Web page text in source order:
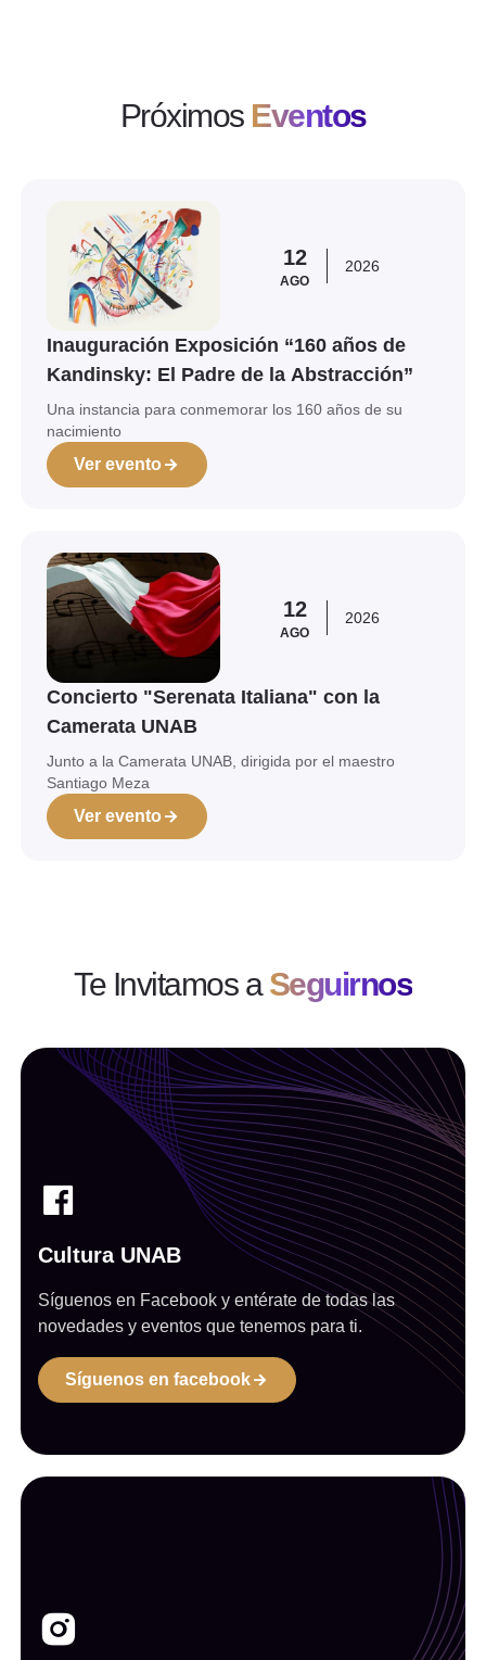
Próximos Eventos
12
AGO
2026
Inauguración Exposición “160 años de
Kandinsky: El Padre de la Abstracción”
Una instancia para conmemorar los 160 años de su
nacimiento
Ver evento
Ver evento
12
AGO
2026
Concierto "Serenata Italiana" con la
Camerata UNAB
Junto a la Camerata UNAB, dirigida por el maestro
Santiago Meza
Ver evento
Ver evento
Te Invitamos a Seguirnos
Cultura UNAB
Síguenos en Facebook y entérate de todas las
novedades y eventos que tenemos para ti.
Síguenos en facebook